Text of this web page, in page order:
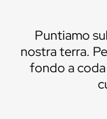
Puntiamo
nostra terra.
fondo a